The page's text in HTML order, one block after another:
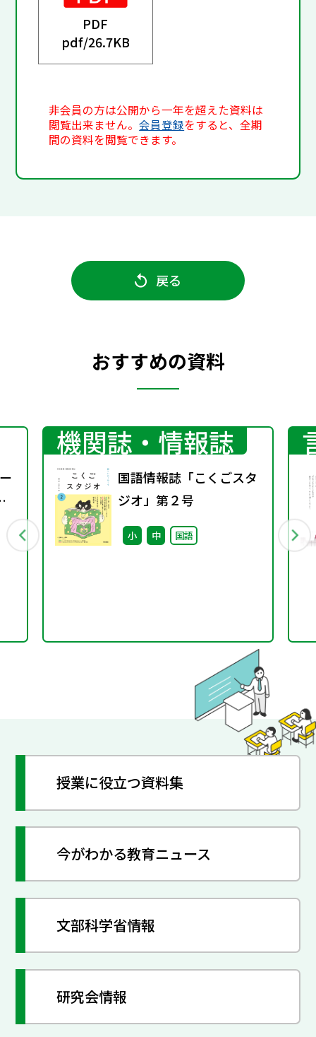
PDF
pdf/26.7KB
非会員の方は公開から一年を超えた資料は
閲覧出来ません。会員登録をすると、全期
間の資料を閲覧できます。
戻る
おすすめの資料
機関誌・情報誌
国語情報誌「こくごスタ
ジオ」第２号
小 中 国語
授業に役立つ資料集
今がわかる教育ニュース
文部科学省情報
研究会情報